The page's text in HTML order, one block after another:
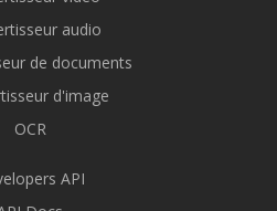
audio
de documents
d'image
OCR
API